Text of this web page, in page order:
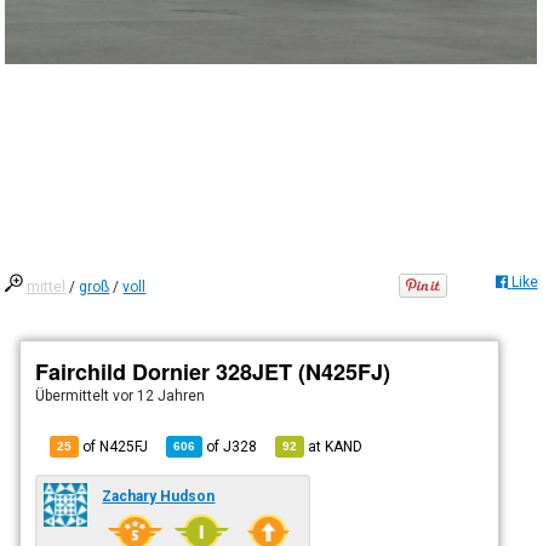
mittel /groß /voll Like
Fairchild Dornier 328JET (N425FJ)
Übermitteltvor 12 Jahren
25 of N425FJ 606 ofJ328 92 atKAND
Zachary Hudson